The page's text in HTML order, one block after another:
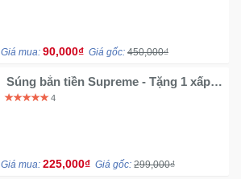
Giá mua: 90,000₫ Giá gốc: 450,000₫
Súng bắn tiền Supreme - Tặng 1 xấp
tiền giấy4
Giá mua: 225,000₫ Giá gốc: 299,000₫